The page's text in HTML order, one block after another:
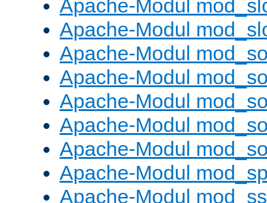
Apache-Modul
Apache-Modul
Apache-Modul
Apache-Modul
Apache-Modul
Apache-Modul
Apache-Modul
Apache-Modul
Apache-Modul